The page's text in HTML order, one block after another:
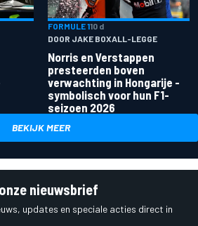
FORMULE 110 d
DOOR JAKE BOXALL-LEGGE
Norris en Verstappen
presteerden boven
verwachting in Hongarije -
symbolisch voor hun F1-
seizoen 2026
BEKIJK MEER
nieuwsbrief
updates en speciale acties direct in